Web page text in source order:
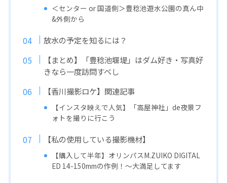
＜センター or 国道側＞豊稔池遊水公園の真ん中
&外側から
放水の予定を知るには？
【まとめ】「豊稔池堰堤」はダム好き・写真好
きなら一度訪問すべし
【香川撮影ロケ】関連記事
【インスタ映えで人気】「高屋神社」de夜景フ
ォトを撮りに行こう
【私の使用している撮影機材】
【購入して半年】オリンパスM.ZUIKO DIGITAL
ED 14-150mmの作例！〜大満足してます